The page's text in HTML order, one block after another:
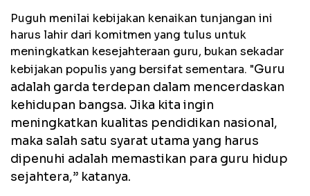
Puguh menilai kebijakan kenaikan tunjangan ini
harus lahir dari komitmen yang tulus untuk
meningkatkan kesejahteraan guru, bukan sekadar
kebijakan populis yang bersifat sementara. "Guru
adalah garda terdepan dalam mencerdaskan
kehidupan bangsa. Jika kita ingin
meningkatkan kualitas pendidikan nasional,
maka salah satu syarat utama yang harus
dipenuhi adalah memastikan para guru hidup
sejahtera,” katanya.